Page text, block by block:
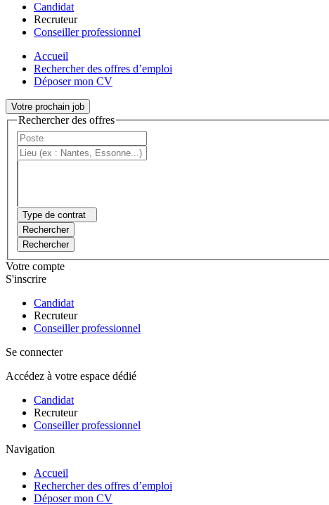
Candidat
Recruteur
Conseiller professionnel
Accueil
Rechercher des offres d’emploi
Déposer mon CV
Votre prochain job
Rechercher des offres
Type de contrat
Rechercher
Rechercher
Votre compte
S'inscrire
Candidat
Recruteur
Conseiller professionnel
Se connecter
Accédez à votre espace dédié
Candidat
Recruteur
Conseiller professionnel
Navigation
Accueil
Rechercher des offres d’emploi
Déposer mon CV